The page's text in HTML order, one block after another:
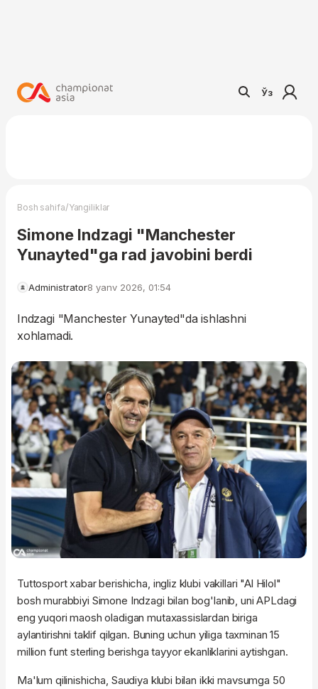
Ўз
Bosh sahifa/Yangiliklar
Simone Indzagi "Manchester
Yunayted"ga rad javobini berdi
Administrator8 yanv 2026, 01:54
Indzagi "Manchester Yunayted"da ishlashni
xohlamadi.
Tuttosport xabar berishicha, ingliz klubi vakillari "Al Hilol"
bosh murabbiyi Simone Indzagi bilan bog'lanib, uni APLdagi
eng yuqori maosh oladigan mutaxassislardan biriga
aylantirishni taklif qilgan. Buning uchun yiliga taxminan 15
million funt sterling berishga tayyor ekanliklarini aytishgan.
Ma'lum qilinishicha, Saudiya klubi bilan ikki mavsumga 50